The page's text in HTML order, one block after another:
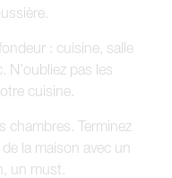
: cuisine, salle
N’oubliez pas les
cuisine.
chambres. Terminez
la maison avec un
un must.